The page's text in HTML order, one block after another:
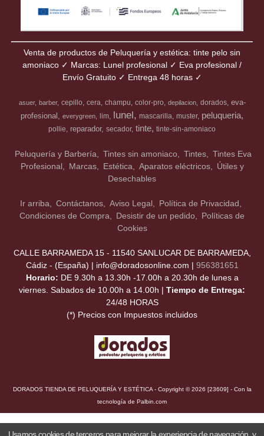
Venta de productos de Peluquería y estética: tinte pelo sin
amoniaco ✓ Marcas: Lunel profesional ✓ Eva profesional /
Envío Gratuito ✓ Entrega 48 horas ✓
asuer barber cepillo cera champu color-pro depilacion dorados eva-
profesional
everygreen lim lunel mascarilla muster peluqueria
pollie reparador secador tinte tinte-sin-amoniaco
Peluquería y Barbería Tintes sin amoniaco Tintes
Tintes Eva
Profesional
Marcas Estética Aparatos eléctricos
Útiles y
Desechables
Ir arriba Contáctanos Aviso Legal
Política de Privacidad
Condiciones de Compra
Desistir de un pedido
Políticas de
Cookies
CALLE BARRAMEDA 15 - 11540 SANLUCAR DE BARRAMEDA,
Cádiz - (España) | info@doradosonline.com | 956381651
Horario: DE 9.30h a 13.30h -17.00h a 20.30h de lunes a
viernes. Sabados de 10.00h a 14.00h | Tiempo de Entrega:
24/48 HORAS
(*) Precios con Impuestos incluidos
DORADOS TIENDA DE PELUQUERÍA Y ESTÉTICA- Copyright © 2026 [23609] - Con la
tecnología de Palbin.com